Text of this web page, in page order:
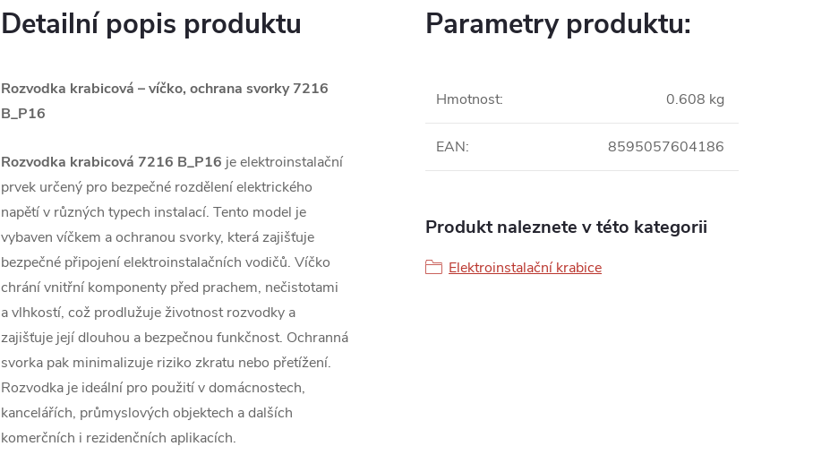
Detailní popis produktu
Rozvodka krabicová – víčko, ochrana svorky 7216
B_P16
Rozvodka krabicová 7216 B_P16 je elektroinstalační
prvek určený pro bezpečné rozdělení elektrického
napětí v různých typech instalací. Tento model je
vybaven víčkem a ochranou svorky, která zajišťuje
bezpečné připojení elektroinstalačních vodičů. Víčko
chrání vnitřní komponenty před prachem, nečistotami
a vlhkostí, což prodlužuje životnost rozvodky a
zajišťuje její dlouhou a bezpečnou funkčnost. Ochranná
svorka pak minimalizuje riziko zkratu nebo přetížení.
Rozvodka je ideální pro použití v domácnostech,
kancelářích, průmyslových objektech a dalších
komerčních i rezidenčních aplikacích.
Parametry produktu:
Hmotnost: 0.608 kg
EAN: 8595057604186
Produkt naleznete v této kategorii
Elektroinstalační krabice